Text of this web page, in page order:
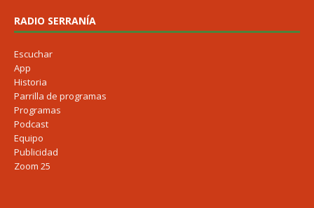
RADIO SERRANÍA
Escuchar
App
Historia
Parrilla de programas
Programas
Podcast
Equipo
Publicidad
Zoom 25